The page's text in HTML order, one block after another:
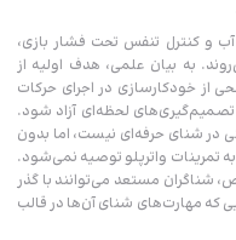
و کنترل تنفس تحت فشار بازی،
به بیان علمی، هدف اولیه از
از خودکارسازی در اجرای حرکات
تصمیم‌گیری‌های لحظه‌ای آزاد شود.
در شنای حرفه‌ای نیست، اما بدون
تمرینات واترپلو توصیه نمی‌شود.
شناگران مستعد می‌توانند با گذر
که مهارت‌های شنای آن‌ها در قالب